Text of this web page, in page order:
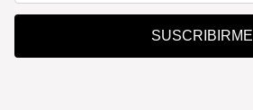
SUSCRIBIRME